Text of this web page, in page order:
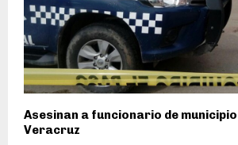
Asesinan a funcionario de
Veracruz